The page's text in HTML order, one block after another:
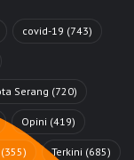
covid-19 (743)
Serang (720)
Opini (419)
(355) Terkini (685)